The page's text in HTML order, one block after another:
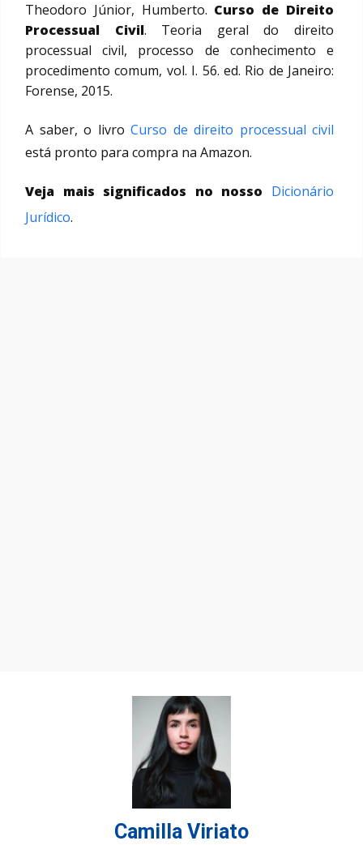
Theodoro Júnior, Humberto. Curso de Direito
Processual Civil. Teoria geral do direito
processual civil, processo de conhecimento e
procedimento comum, vol. I. 56. ed. Rio de Janeiro:
Forense, 2015.
A saber, o livro Curso de direito processual civil
está pronto para compra na Amazon.
Veja mais significados no nosso Dicionário
Jurídico.
Camilla Viriato